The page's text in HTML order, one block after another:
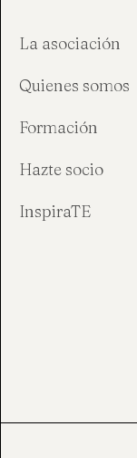
La asociación
Quienes somos
Formación
Hazte socio
InspiraTE